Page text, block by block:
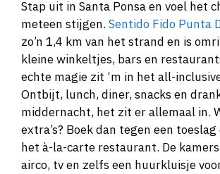
Stap uit in Santa Ponsa en voel het
meteen stijgen. Sentido Fido Punta
zo’n 1,4 km van het strand en is
kleine winkeltjes, bars en
echte magie zit ‘m in het all-
Ontbijt, lunch, diner, snacks en
middernacht, het zit er allemaal in.
extra’s? Boek dan tegen een
het à-la-carte restaurant. De
airco, tv en zelfs een huurkluisje